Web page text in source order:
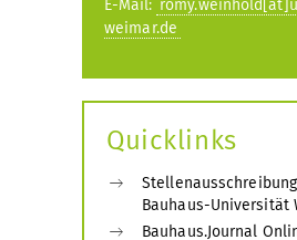
E-Mail:
weimar.de
Quicklinks
Bauhaus-Universität
Bauhaus.Journal